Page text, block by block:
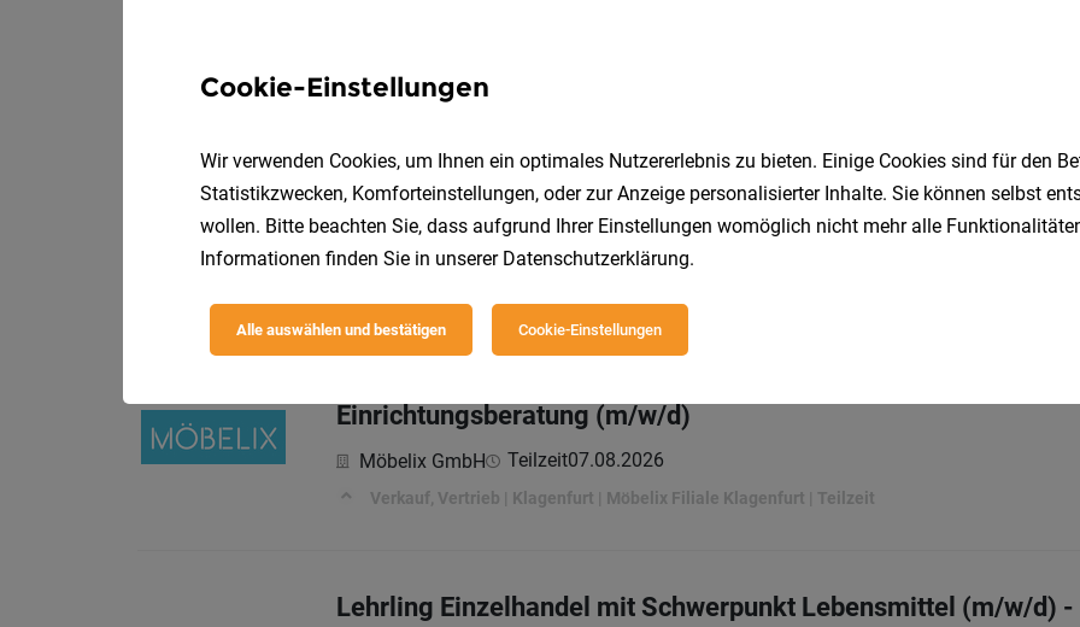
Allgemeines
Samstagsaushilfe Verkauf (w/m/d)
Hervis Sport - und Modegesellschaft m.b.H.
Was dich ausmacht:
Einrichtungsberatung (m/w/d)
Möbelix GmbH Teilzeit07.08.2026
Verkauf, Vertrieb | Klagenfurt | Möbelix Filiale Klagenfurt | Teilzeit
Lehrling Einzelhandel mit Schwerpunkt Lebensmittel (m/w/d) -
Cookie-Einstellungen
Wir verwenden Cookies, um Ihnen ein optimales Nutzererlebnis zu bieten. Einige Cookies sind für den
Statistikzwecken, Komforteinstellungen, oder zur Anzeige personalisierter Inhalte. Sie können selbst
wollen. Bitte beachten Sie, dass aufgrund Ihrer Einstellungen womöglich nicht mehr alle
Informationen finden Sie in unserer Datenschutzerklärung.
Alle auswählen und bestätigen Cookie-Einstellungen